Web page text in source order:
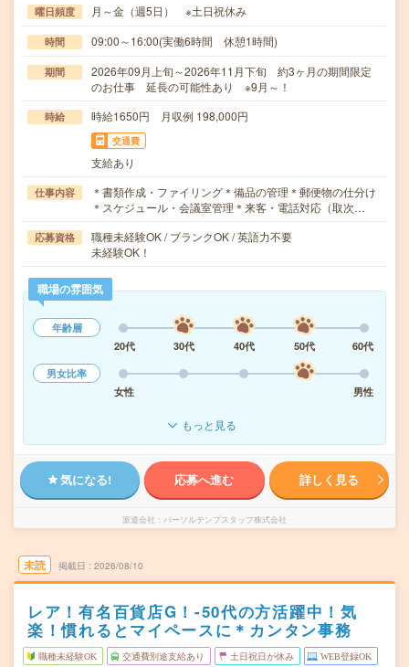
曜日頻度 月～金（週5日） ※土日祝休み
時間 09:00～16:00(実働6時間 休憩1時間)
期間
2026年09月上旬～2026年11月下旬 約3ヶ月の期間限定
のお仕事 延長の可能性あり ※9月～！
時給 時給1650円 月収例 198,000円
交通費
支給あり
仕事内容
＊書類作成・ファイリング＊備品の管理＊郵便物の仕分け
＊スケジュール・会議室管理＊来客・電話対応（取次…
応募資格
職種未経験OK / ブランクOK / 英語力不要
未経験OK！
職場の雰囲気
年齢層
20代
30代 40代 50代
60代
男女比率
女性
男性
もっと見る
気になる! 応募へ進む 詳しく見る
派遣会社 パーソルテンプスタッフ株式会社
未読 掲載日 2026/08/10
レア！有名百貨店G！-50代の方活躍中！気
楽！慣れるとマイペースに＊カンタン事務
職種未経験OK 交通費別途支給あり 土日祝日が休み WEB登録OK